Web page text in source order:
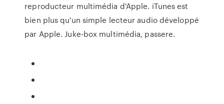
reproducteur multimédia d'Apple. iTunes est
bien plus qu'un simple lecteur audio développé
par Apple. Juke-box multimédia, passere.